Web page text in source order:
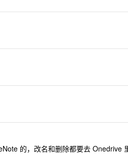
的，改名和删除都要去 Onedrive